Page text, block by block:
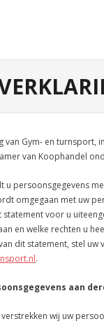
van Gym- en turnsport,
van Koophandel
u persoonsgegevens
omgegaan met uw
voor u
en welke rechten u
dit statement, stel uw
.
aan
wij uw